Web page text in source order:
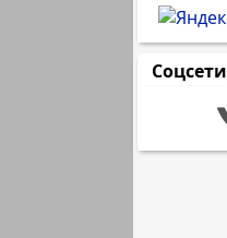
Соцсети